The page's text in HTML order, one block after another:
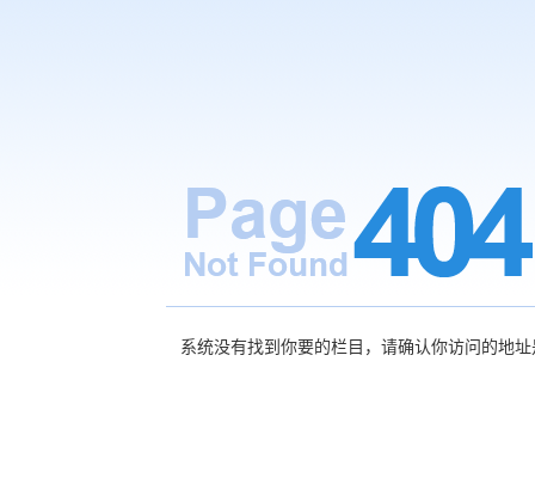
系统没有找到你要的栏目，请确认你访问的地